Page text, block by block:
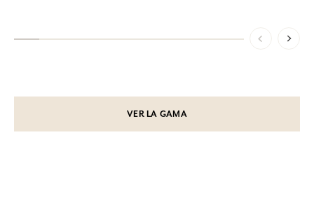
VER LA GAMA